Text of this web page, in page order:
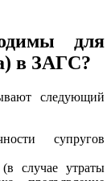
для
в ЗАГС?
следующий
супругов
случае утраты